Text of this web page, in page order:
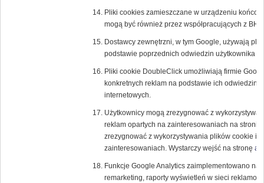
Pliki cookies zamieszczane w urządzeniu
mogą być również przez współpracujących z
Dostawcy zewnętrzni, w tym Google, używają
podstawie poprzednich odwiedzin użytkownika
Pliki cookie DoubleClick umożliwiają firmie
konkretnych reklam na podstawie ich odwiedzin
internetowych.
Użytkownicy mogą zrezygnować z
reklam opartych na zainteresowaniach na stronie
zrezygnować z wykorzystywania plików cookie
zainteresowaniach. Wystarczy wejść na stronę
Funkcje Google Analytics zaimplementowano
remarketing, raporty wyświetleń w sieci